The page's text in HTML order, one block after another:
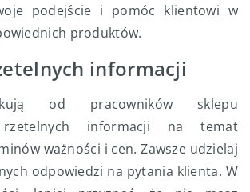
podejście i pomóc klientowi w
produktów.
informacji
od pracowników sklepu
rzetelnych informacji na temat
ważności i cen. Zawsze udzielaj
odpowiedzi na pytania klienta. W